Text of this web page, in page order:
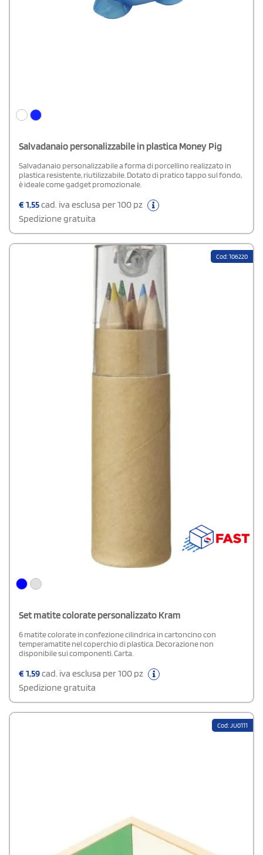
Salvadanaio personalizzabile in plastica Money Pig
Salvadanaio personalizzabile a forma di porcellino realizzato in
plastica resistente, riutilizzabile. Dotato di pratico tappo sul fondo,
è ideale come gadget promozionale.
€1,55cad. iva esclusa per 100 pz
Spedizione gratuita
Cod: 106220
Set matite colorate personalizzato Kram
6 matite colorate in confezione cilindrica in cartoncino con
temperamatite nel coperchio di plastica. Decorazione non
disponibile sui componenti. Carta.
€1,59cad. iva esclusa per 100 pz
Spedizione gratuita
Cod: JU0111